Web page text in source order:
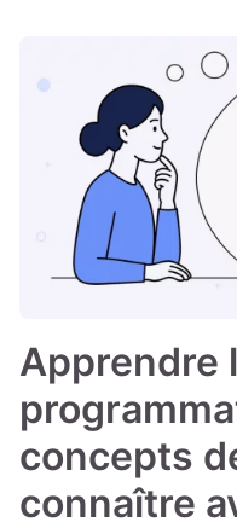
Apprendre
concepts
connaître